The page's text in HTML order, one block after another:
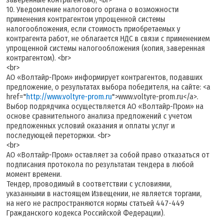
10. Уведомление налогового органа о возможности
применения контрагентом упрощенной системы
налогообложения, если стоимость приобретаемых у
контрагента работ, не облагается НДС в связи с применением
упрощенной системы налогообложения (копия, заверенная
контрагентом). <br>
<br>
АО «Волтайр-Пром» информирует контрагентов, подавших
предложение, о результатах выбора победителя, на сайте: <a
href="http://www.voltyre-prom.ru">www.voltyre-prom.ru</a>.
Выбор подрядчика осуществляется АО «Волтайр-Пром» на
основе сравнительного анализа предложений с учетом
предложенных условий оказания и оплаты услуг и
последующей переторжки. <br>
<br>
АО «Волтайр-Пром» оставляет за собой право отказаться от
подписания протокола по результатам тендера в любой
момент времени.
Тендер, проводимый в соответствии с условиями,
указанными в настоящем Извещении, не является торгами,
на него не распространяются нормы статьей 447-449
Гражданского кодекса Российской Федерации).